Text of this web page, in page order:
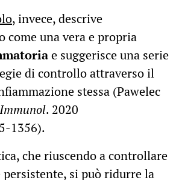
, invece, descrive
come una vera e propria
e suggerisce una serie
di controllo attraverso il
stessa (Pawelec
. 2020
1356).
che riuscendo a controllare
si può ridurre la